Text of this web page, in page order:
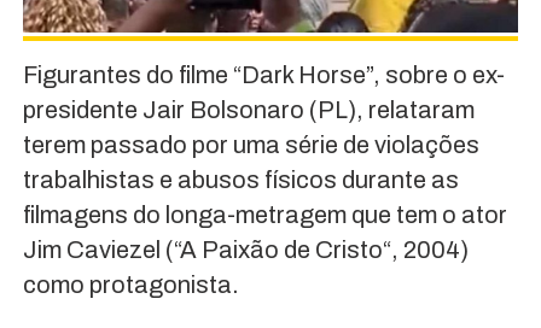
Figurantes do filme “Dark Horse”, sobre o ex-
presidente Jair Bolsonaro (PL), relataram
terem passado por uma série de violações
trabalhistas e abusos físicos durante as
filmagens do longa-metragem que tem o ator
Jim Caviezel (“A Paixão de Cristo“, 2004)
como protagonista.